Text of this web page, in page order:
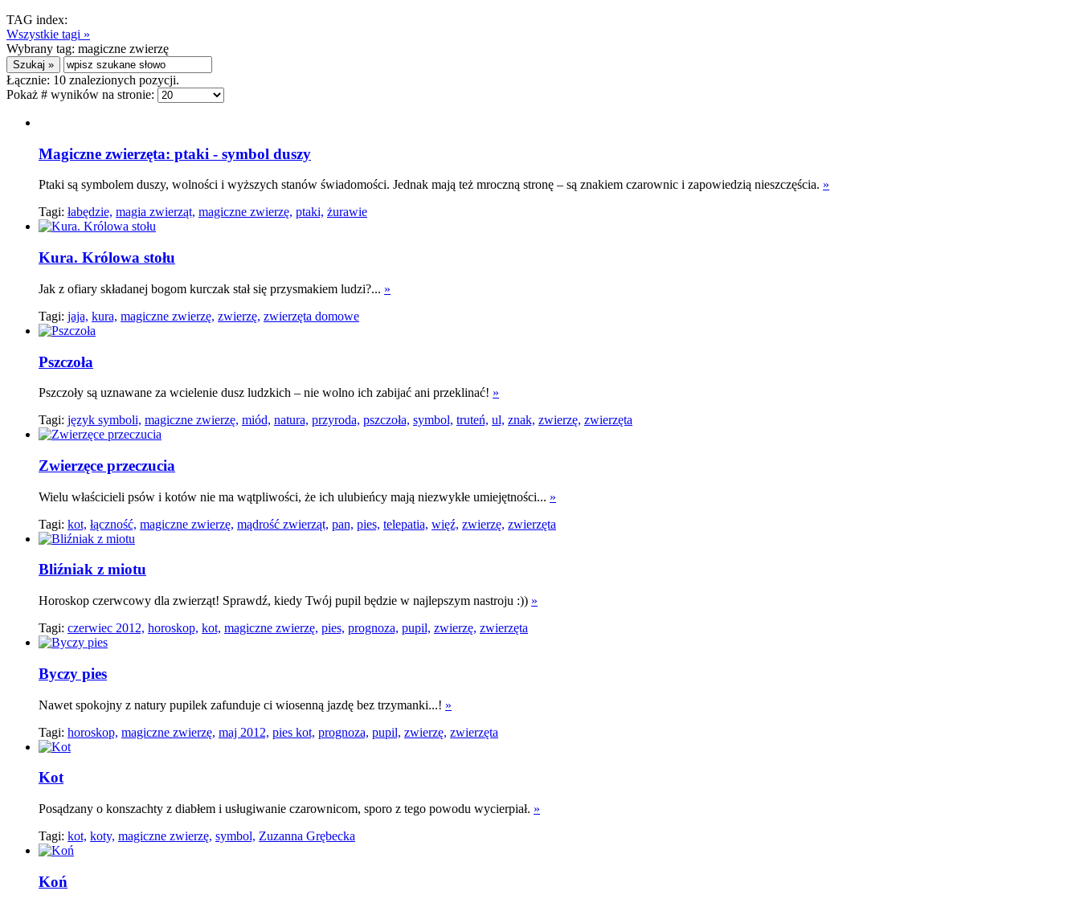
TAG index:
Wszystkie tagi »
Wybrany tag: magiczne zwierzę
Łącznie: 10 znalezionych pozycji.
Pokaż # wyników na stronie:
Magiczne zwierzęta: ptaki - symbol duszy
Ptaki są symbolem duszy, wolności i wyższych stanów świadomości. Jednak mają też mroczną stronę – są znakiem czarownic i zapowiedzią nieszczęścia. »
Tagi: łabędzie, magia zwierząt, magiczne zwierzę, ptaki, żurawie
Kura. Królowa stołu
Jak z ofiary składanej bogom kurczak stał się przysmakiem ludzi?... »
Tagi: jaja, kura, magiczne zwierzę, zwierzę, zwierzęta domowe
Pszczoła
Pszczoły są uznawane za wcielenie dusz ludzkich – nie wolno ich zabijać ani przeklinać! »
Tagi: język symboli, magiczne zwierzę, miód, natura, przyroda, pszczoła, symbol, truteń, ul, znak, zwierzę, zwierzęta
Zwierzęce przeczucia
Wielu właścicieli psów i kotów nie ma wątpliwości, że ich ulubieńcy mają niezwykłe umiejętności... »
Tagi: kot, łączność, magiczne zwierzę, mądrość zwierząt, pan, pies, telepatia, więź, zwierzę, zwierzęta
Bliźniak z miotu
Horoskop czerwcowy dla zwierząt! Sprawdź, kiedy Twój pupil będzie w najlepszym nastroju :)) »
Tagi: czerwiec 2012, horoskop, kot, magiczne zwierzę, pies, prognoza, pupil, zwierzę, zwierzęta
Byczy pies
Nawet spokojny z natury pupilek zafunduje ci wiosenną jazdę bez trzymanki...! »
Tagi: horoskop, magiczne zwierzę, maj 2012, pies kot, prognoza, pupil, zwierzę, zwierzęta
Kot
Posądzany o konszachty z diabłem i usługiwanie czarownicom, sporo z tego powodu wycierpiał. »
Tagi: kot, koty, magiczne zwierzę, symbol, Zuzanna Grębecka
Koń